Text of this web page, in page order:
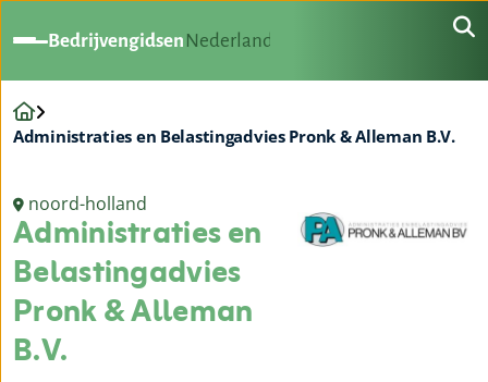
Bedrijvengidsen Nederland
Administraties en Belastingadvies Pronk & Alleman B.V.
noord-holland
Administraties en
Belastingadvies
Pronk & Alleman
B.V.